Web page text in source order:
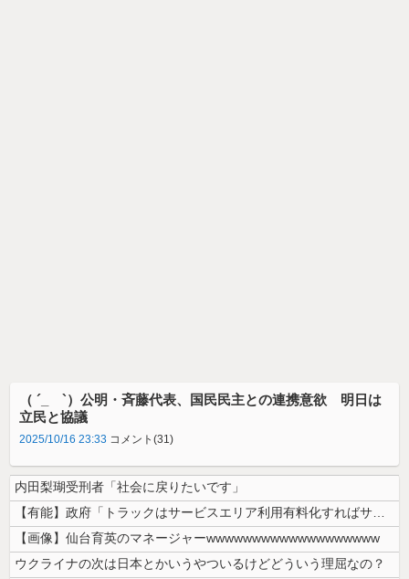
（ ´_ゝ`）公明・斉藤代表、国民民主との連携意欲 明日は
立民と協議
2025/10/16 23:33 コメント(31)
内田梨瑚受刑者「社会に戻りたいです」
【有能】政府「トラックはサービスエリア利用有料化すればサボらず走るし流...
【画像】仙台育英のマネージャーwwwwwwwwwwwwwwwwwww
ウクライナの次は日本とかいうやついるけどどういう理屈なの？